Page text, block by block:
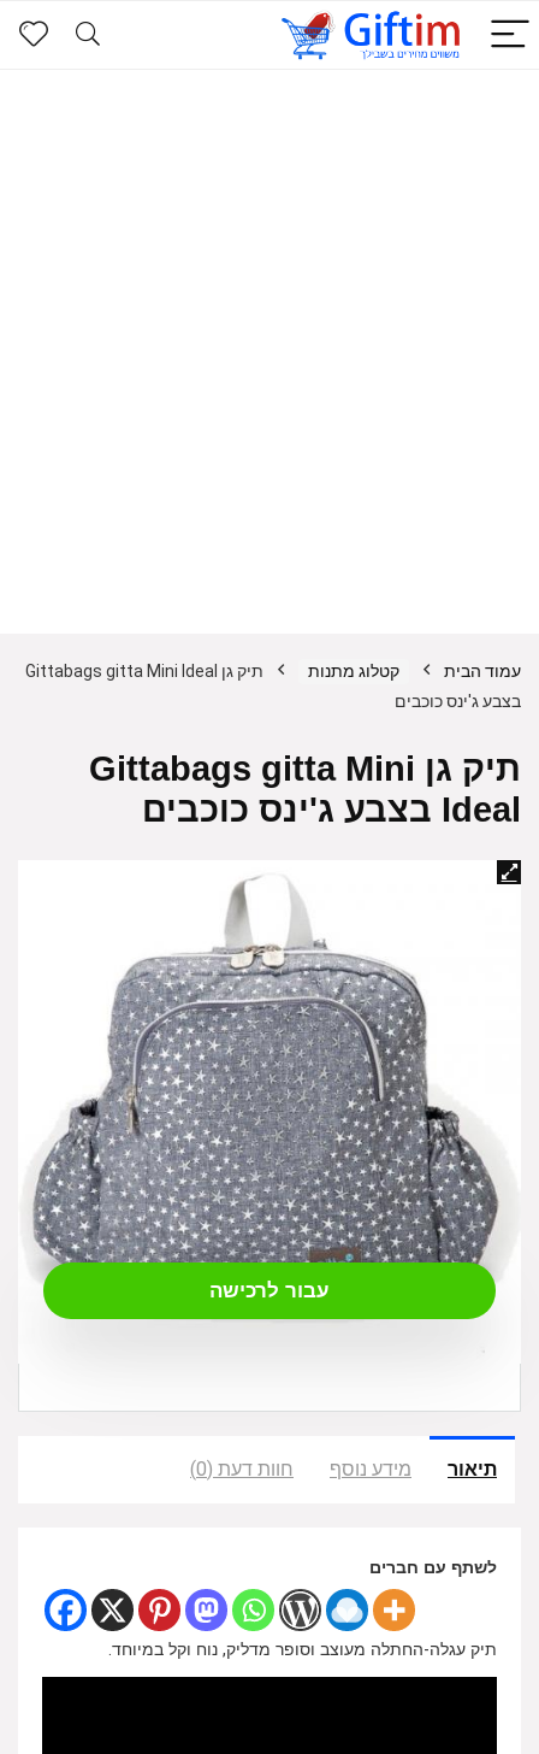
עמוד הבית קטלוג מתנות
תיק גן Gittabags gitta Mini Ideal
בצבע ג'ינס כוכבים
תיק גן Gittabags gitta Mini
Ideal בצבע ג'ינס כוכבים
₪149.00
עבור לרכישה
תיאור מידע נוסף חוות דעת (0)
לשתף עם חברים
תיק עגלה-החתלה מעוצב וסופר מדליק, נוח וקל במיוחד.